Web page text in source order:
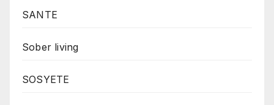
SANTE
Sober living
SOSYETE